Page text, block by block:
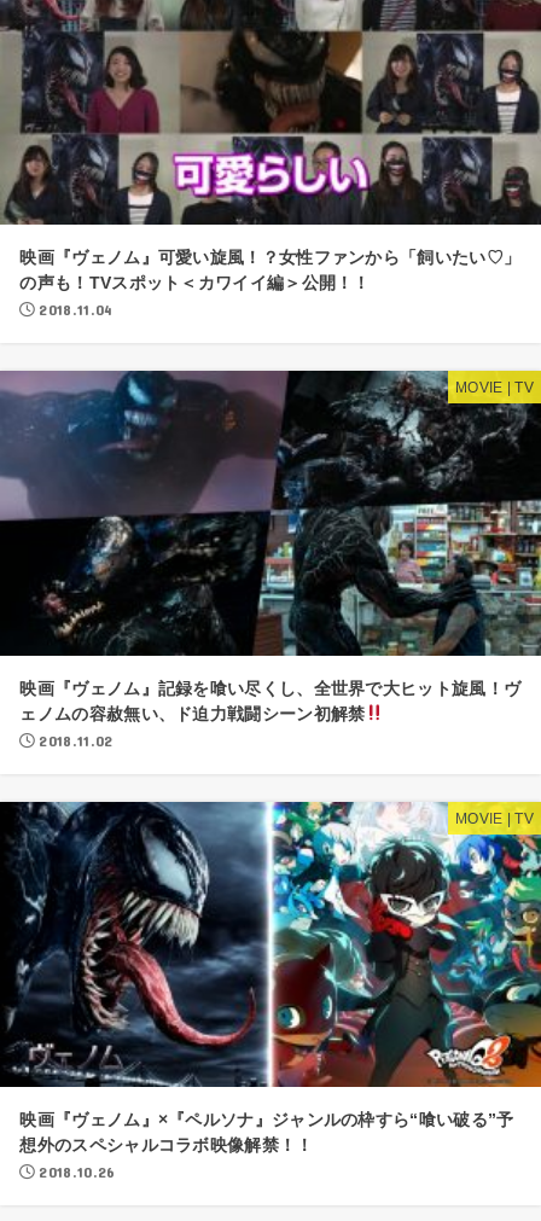
映画『ヴェノム』可愛い旋風！？女性ファンから「飼いたい♡」
の声も！TVスポット＜カワイイ編＞公開！！
2018.11.04
MOVIE | TV
映画『ヴェノム』記録を喰い尽くし、全世界で大ヒット旋風！ヴ
ェノムの容赦無い、ド迫力戦闘シーン初解禁
2018.11.02
MOVIE | TV
映画『ヴェノム』×『ペルソナ』ジャンルの枠すら“喰い破る”予
想外のスペシャルコラボ映像解禁！！
2018.10.26